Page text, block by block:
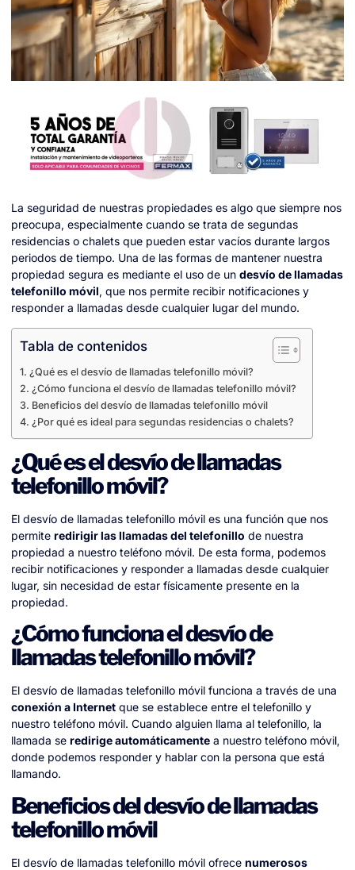
La seguridad de nuestras propiedades es algo que siempre nos
preocupa, especialmente cuando se trata de segundas
residencias o chalets que pueden estar vacíos durante largos
periodos de tiempo. Una de las formas de mantener nuestra
propiedad segura es mediante el uso de un desvío de llamadas
telefonillo móvil, que nos permite recibir notificaciones y
responder a llamadas desde cualquier lugar del mundo.
Tabla de contenidos
¿Qué es el desvío de llamadas telefonillo móvil?
¿Cómo funciona el desvío de llamadas telefonillo móvil?
Beneficios del desvío de llamadas telefonillo móvil
¿Por qué es ideal para segundas residencias o chalets?
¿Qué es el desvío de llamadas
telefonillo móvil?
El desvío de llamadas telefonillo móvil es una función que nos
permite redirigir las llamadas del telefonillo de nuestra
propiedad a nuestro teléfono móvil. De esta forma, podemos
recibir notificaciones y responder a llamadas desde cualquier
lugar, sin necesidad de estar físicamente presente en la
propiedad.
¿Cómo funciona el desvío de
llamadas telefonillo móvil?
El desvío de llamadas telefonillo móvil funciona a través de una
conexión a Internet que se establece entre el telefonillo y
nuestro teléfono móvil. Cuando alguien llama al telefonillo, la
llamada se redirige automáticamente a nuestro teléfono móvil,
donde podemos responder y hablar con la persona que está
llamando.
Beneficios del desvío de llamadas
telefonillo móvil
El desvío de llamadas telefonillo móvil ofrece numerosos